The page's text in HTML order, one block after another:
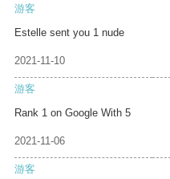
游客
Estelle sent you 1 nude
2021-11-10
游客
Rank 1 on Google With 5
2021-11-06
游客